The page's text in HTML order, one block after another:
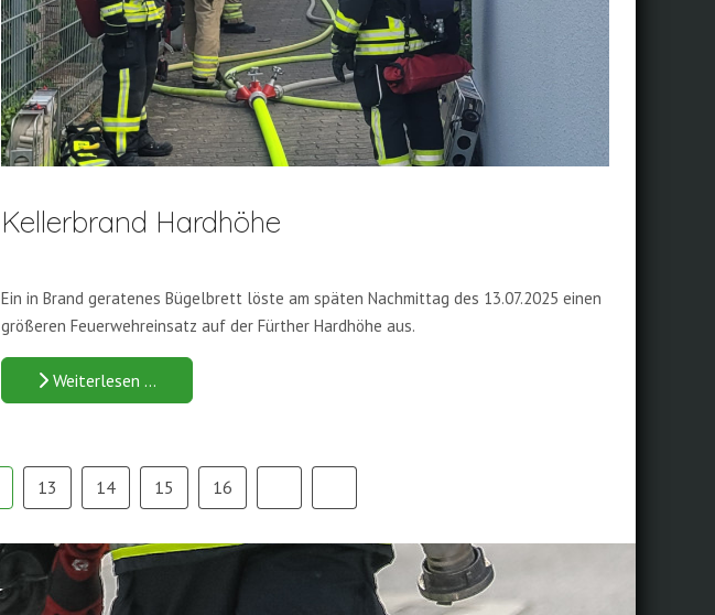
Kellerbrand Hardhöhe
Ein in Brand geratenes Bügelbrett löste am späten Nachmittag des 13.07.2025 einen
größeren Feuerwehreinsatz auf der Fürther Hardhöhe aus.
Weiterlesen …
13 14 15 16